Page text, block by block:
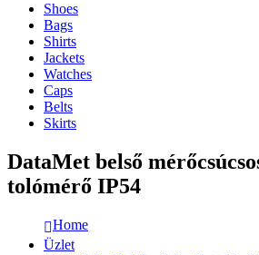
Shoes
Bags
Shirts
Jackets
Watches
Caps
Belts
Skirts
DataMet belső
tolómérő IP54
Home
Üzlet